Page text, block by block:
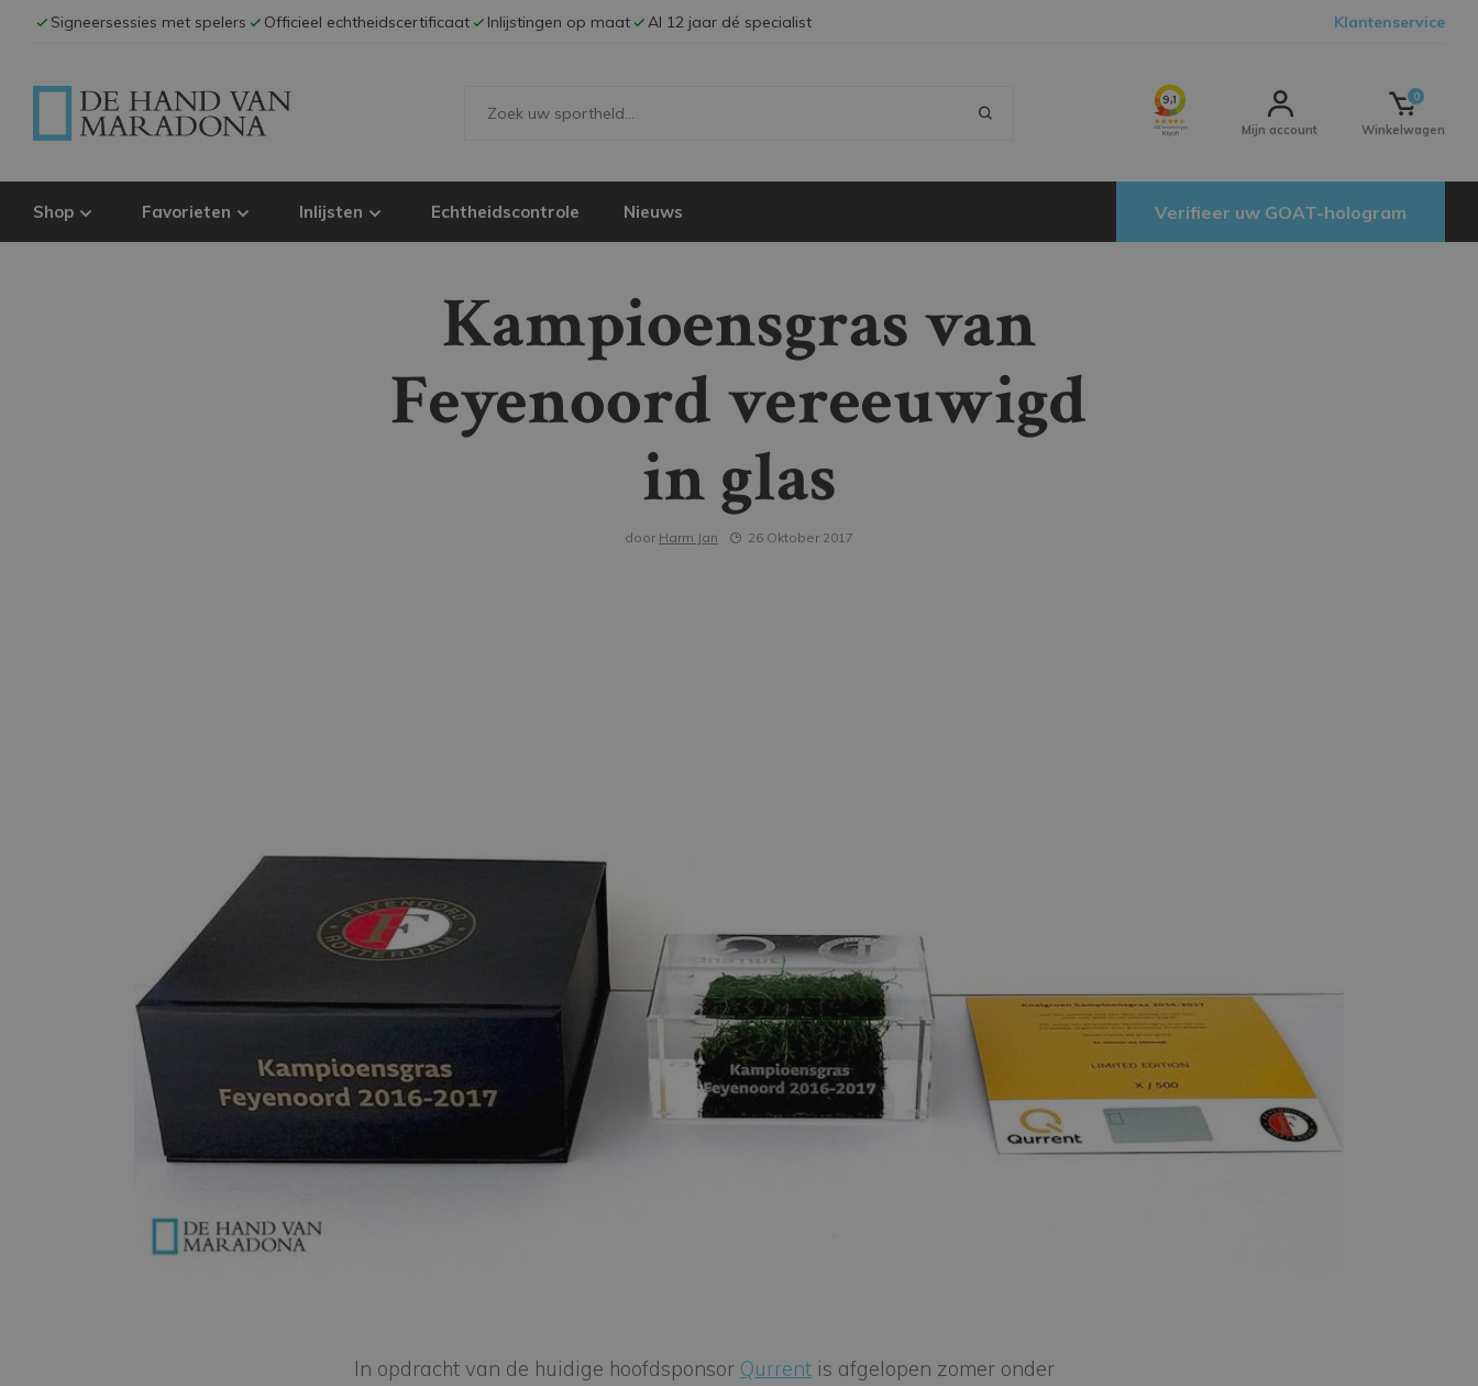
Signeersessies met spelers Officieel echtheidscertificaat Inlijstingen op maat Al 12 jaar dé specialist Klantenservice
Mijn account
0
Winkelwagen
Shop Favorieten Inlijsten Echtheidscontrole Nieuws Verifieer uw GOAT-hologram
Kampioensgras van
Feyenoord vereeuwigd
in glas
door Harm Jan 26 Oktober 2017
In opdracht van de huidige hoofdsponsor Qurrent is afgelopen zomer onder